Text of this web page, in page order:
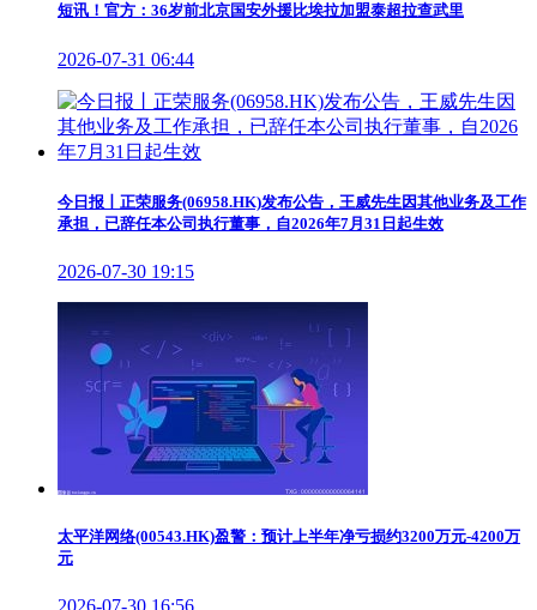
短讯！官方：36岁前北京国安外援比埃拉加盟泰超拉查武里
2026-07-31 06:44
今日报丨正荣服务(06958.HK)发布公告，王威先生因其他业务及工作
承担，已辞任本公司执行董事，自2026年7月31日起生效
2026-07-30 19:15
太平洋网络(00543.HK)盈警：预计上半年净亏损约3200万元-4200万
元